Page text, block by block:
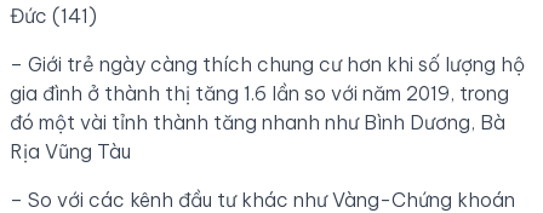
Đức (141)
– Giới trẻ ngày càng thích chung cư hơn khi số lượng hộ
gia đình ở thành thị tăng 1.6 lần so với năm 2019, trong
đó một vài tỉnh thành tăng nhanh như Bình Dương, Bà
Rịa Vũng Tàu
– So với các kênh đầu tư khác như Vàng-Chứng khoán